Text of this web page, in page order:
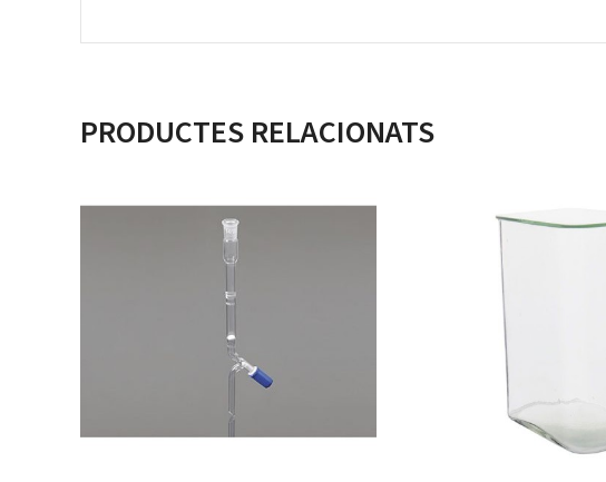
PRODUCTES RELACIONATS